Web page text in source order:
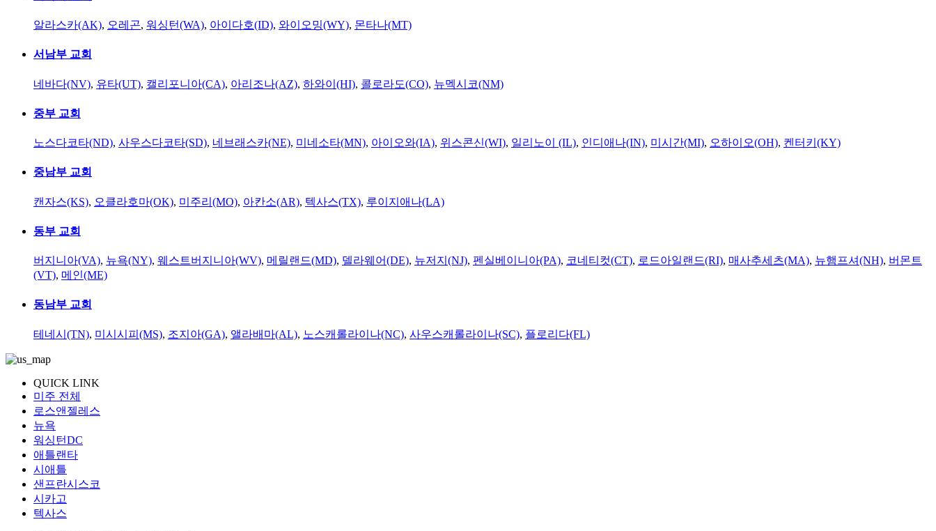
알라스카(AK), 오레곤, 워싱턴(WA), 아이다호(ID), 와이오밍(WY), 몬타나(MT)
서남부 교회
네바다(NV), 유타(UT), 캘리포니아(CA), 아리조나(AZ), 하와이(HI), 콜로라도(CO), 뉴멕시코(NM)
중부 교회
노스다코타(ND), 사우스다코타(SD), 네브래스카(NE), 미네소타(MN), 아이오와(IA), 위스콘신(WI), 일리노이 (IL), 인디애나(IN), 미시간(MI), 오하이오(OH), 켄터키(KY)
중남부 교회
캔자스(KS), 오클라호마(OK), 미주리(MO), 아칸소(AR), 텍사스(TX), 루이지애나(LA)
동부 교회
버지니아(VA), 뉴욕(NY), 웨스트버지니아(WV), 메릴랜드(MD), 델라웨어(DE), 뉴저지(NJ), 펜실베이니아(PA), 코네티컷(CT), 로드아일랜드(RI), 매사추세츠(MA), 뉴햄프셔(NH), 버몬트
(VT), 메인(ME)
동남부 교회
테네시(TN), 미시시피(MS), 조지아(GA), 앨라배마(AL), 노스캐롤라이나(NC), 사우스캐롤라이나(SC), 플로리다(FL)
QUICK LINK
미주 전체
로스앤젤레스
뉴욕
워싱턴DC
애틀랜타
시애틀
샌프란시스코
시카고
텍사스